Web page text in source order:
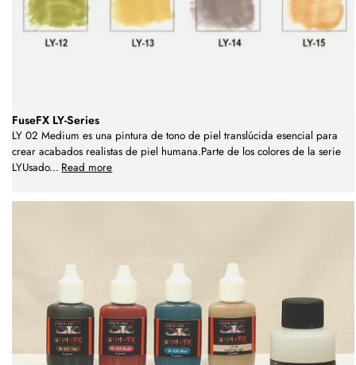
FuseFX LY-Series
LY 02 Medium es una pintura de tono de piel translúcida esencial para
crear acabados realistas de piel humana.Parte de los colores de la serie
LYUsado... Read more